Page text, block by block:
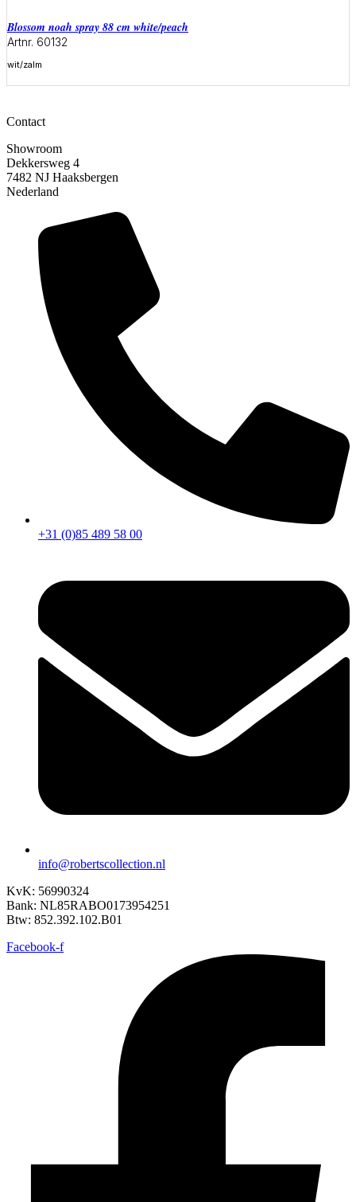
blossom noah spray 88 cm white/peach
Artnr. 60132
wit/zalm
Contact
Showroom
Dekkersweg 4
7482 NJ Haaksbergen
Nederland
+31 (0)85 489 58 00
info@robertscollection.nl
KvK: 56990324
Bank: NL85RABO0173954251
Btw: 852.392.102.B01
Facebook-f